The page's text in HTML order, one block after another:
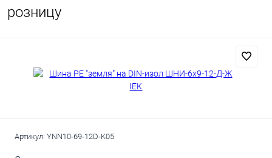
розницу
Артикул: YNN10-69-12D-K05